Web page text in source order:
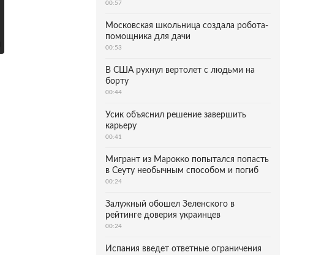
00:57
Московская школьница создала робота-
помощника для дачи
00:53
В США рухнул вертолет с людьми на
борту
00:44
Усик объяснил решение завершить
карьеру
00:41
Мигрант из Марокко попытался попасть
в Сеуту необычным способом и погиб
00:24
Залужный обошел Зеленского в
рейтинге доверия украинцев
00:24
Испания введет ответные ограничения